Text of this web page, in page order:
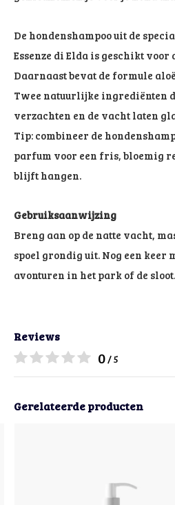
De hondenshampoo uit de
Essenze di Elda is geschikt
Daarnaast bevat de formule
Twee natuurlijke ingrediënten
verzachten en de vacht laten
Tip: combineer de
parfum voor een fris, bloemig
blijft hangen.
Gebruiksaanwijzing
Breng aan op de natte vacht,
spoel grondig uit. Nog een keer
avonturen in het park of de sloot.
Reviews
0 / 5
Gerelateerde producten